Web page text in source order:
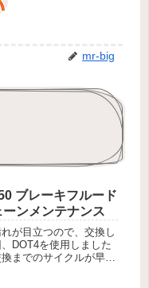
mr-big
ブレーキフルード
ンメンテナンス
が目立つので、交換し
DOT4を使用しました
までのサイクルが早目